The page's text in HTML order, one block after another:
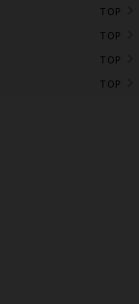
TOP
TOP
TOP
TOP